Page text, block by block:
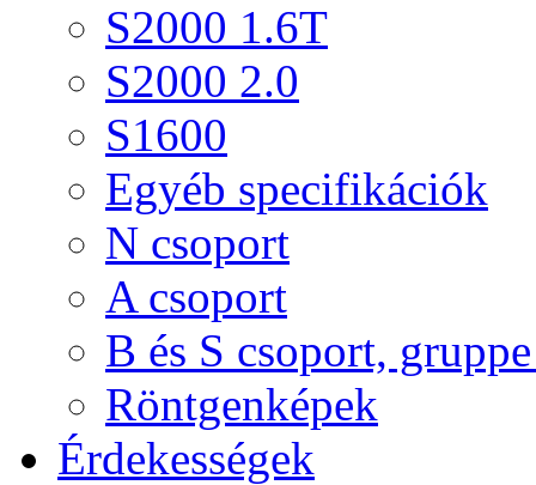
S2000 1.6T
S2000 2.0
S1600
Egyéb specifikációk
N csoport
A csoport
B és S csoport,
Röntgenképek
Érdekességek